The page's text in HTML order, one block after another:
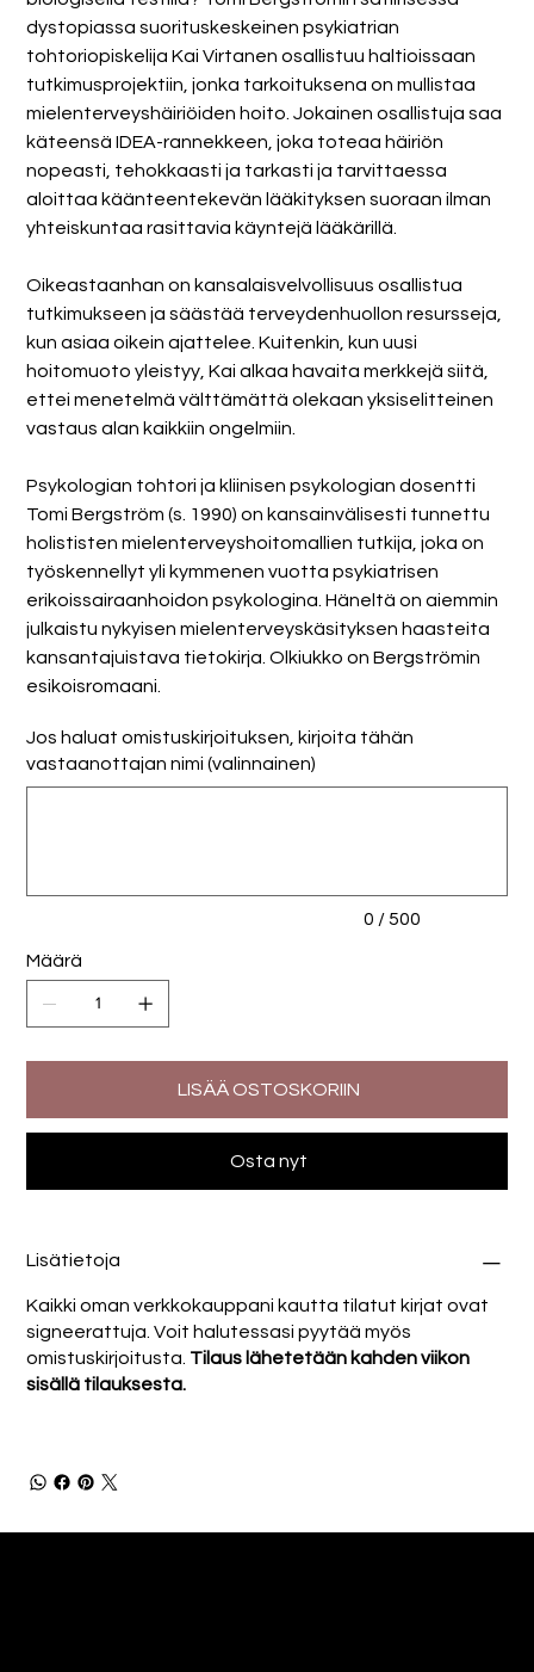
dystopiassa suorituskeskeinen psykiatrian
tohtoriopiskelija Kai Virtanen osallistuu haltioissaan
tutkimusprojektiin, jonka tarkoituksena on mullistaa
mielenterveyshäiriöiden hoito. Jokainen osallistuja saa
käteensä IDEA-rannekkeen, joka toteaa häiriön
nopeasti, tehokkaasti ja tarkasti ja tarvittaessa
aloittaa käänteentekevän lääkityksen suoraan ilman
yhteiskuntaa rasittavia käyntejä lääkärillä.
Oikeastaanhan on kansalaisvelvollisuus osallistua
tutkimukseen ja säästää terveydenhuollon resursseja,
kun asiaa oikein ajattelee. Kuitenkin, kun uusi
hoitomuoto yleistyy, Kai alkaa havaita merkkejä siitä,
ettei menetelmä välttämättä olekaan yksiselitteinen
vastaus alan kaikkiin ongelmiin.
Psykologian tohtori ja kliinisen psykologian dosentti
Tomi Bergström (s. 1990) on kansainvälisesti tunnettu
holististen mielenterveyshoitomallien tutkija, joka on
työskennellyt yli kymmenen vuotta psykiatrisen
erikoissairaanhoidon psykologina. Häneltä on aiemmin
julkaistu nykyisen mielenterveyskäsityksen haasteita
kansantajuistava tietokirja. Olkiukko on Bergströmin
esikoisromaani.
Jos haluat omistuskirjoituksen, kirjoita tähän
vastaanottajan nimi (valinnainen)
0 / 500
Määrä
LISÄÄ OSTOSKORIIN
Osta nyt
Lisätietoja
Kaikki oman verkkokauppani kautta tilatut kirjat ovat
signeerattuja. Voit halutessasi pyytää myös
omistuskirjoitusta. Tilaus lähetetään kahden viikon
sisällä tilauksesta.